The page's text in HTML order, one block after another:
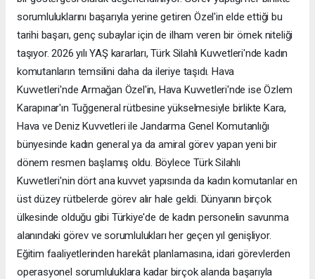
sorumluluklarını başarıyla yerine getiren Özel'in elde ettiği bu
tarihi başarı, genç subaylar için de ilham veren bir örnek niteliği
taşıyor. 2026 yılı YAŞ kararları, Türk Silahlı Kuvvetleri'nde kadın
komutanların temsilini daha da ileriye taşıdı. Hava
Kuvvetleri'nde Armağan Özel'in, Hava Kuvvetleri'nde ise Özlem
Karapınar'ın Tuğgeneral rütbesine yükselmesiyle birlikte Kara,
Hava ve Deniz Kuvvetleri ile Jandarma Genel Komutanlığı
bünyesinde kadın general ya da amiral görev yapan yeni bir
dönem resmen başlamış oldu. Böylece Türk Silahlı
Kuvvetleri'nin dört ana kuvvet yapısında da kadın komutanlar en
üst düzey rütbelerde görev alır hale geldi. Dünyanın birçok
ülkesinde olduğu gibi Türkiye'de de kadın personelin savunma
alanındaki görev ve sorumlulukları her geçen yıl genişliyor.
Eğitim faaliyetlerinden harekât planlamasına, idari görevlerden
operasyonel sorumluluklara kadar birçok alanda başarıyla